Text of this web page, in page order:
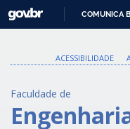
GOVBR
COMUNICA
ACESSIBILIDADE
Faculdade de